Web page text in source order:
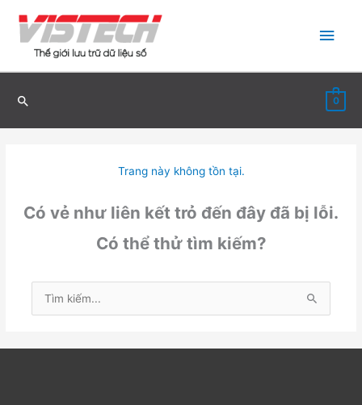
dung
0
Trang này không tồn tại.
Có vẻ như liên kết trỏ đến đây đã bị lỗi.
Có thể thử tìm kiếm?